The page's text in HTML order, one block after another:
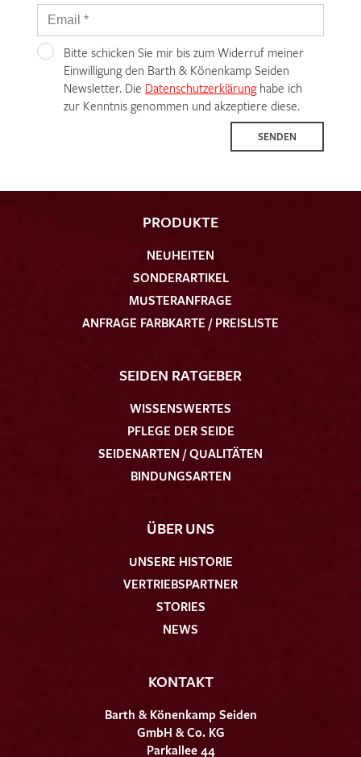
Bitte schicken Sie mir bis zum Widerruf meiner
Einwilligung den Barth & Könenkamp Seiden
Newsletter. Die Datenschutzerklärunghabe ich
zur Kenntnis genommen und akzeptiere diese.
SENDEN
PRODUKTE
NEUHEITEN
SONDERARTIKEL
MUSTERANFRAGE
ANFRAGE FARBKARTE / PREISLISTE
SEIDEN RATGEBER
WISSENSWERTES
PFLEGE DER SEIDE
SEIDENARTEN / QUALITÄTEN
BINDUNGSARTEN
ÜBER UNS
UNSERE HISTORIE
VERTRIEBSPARTNER
STORIES
NEWS
KONTAKT
Barth & Könenkamp Seiden
GmbH & Co. KG
Parkallee 44